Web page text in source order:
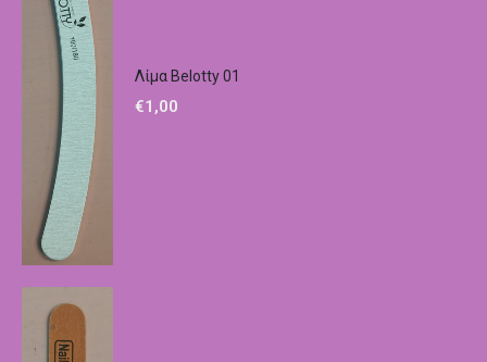
Λίμα Belotty 01
€1,00